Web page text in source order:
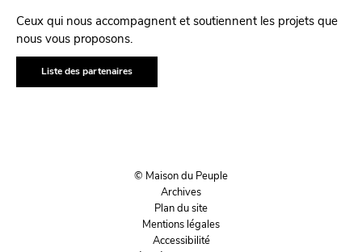
Ceux qui nous accompagnent et soutiennent les projets que
nous vous proposons.
Liste des partenaires
© Maison du Peuple
Archives
Plan du site
Mentions légales
Accessibilité